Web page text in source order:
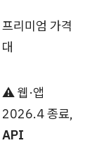
프리미엄 가격
대
⚠️ 웹·앱
2026.4 종료,
API